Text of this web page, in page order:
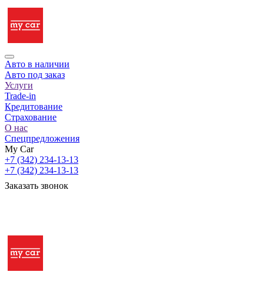
Авто в наличии
Авто под заказ
Услуги
Trade-in
Кредитование
Страхование
О нас
Спецпредложения
My Car
+7 (342) 234-13-13
+7 (342) 234-13-13
Заказать звонок